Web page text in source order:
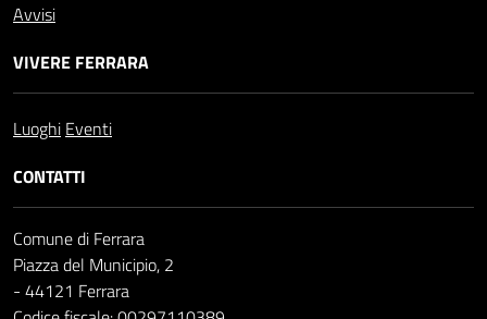
Avvisi
VIVERE FERRARA
Luoghi Eventi
CONTATTI
Comune di Ferrara
Piazza del Municipio, 2
- 44121 Ferrara